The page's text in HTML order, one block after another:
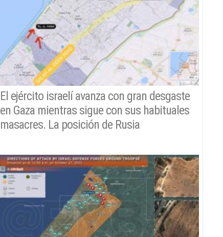
El ejército israelí avanza con gran desgaste
en Gaza mientras sigue con sus habituales
masacres. La posición de Rusia